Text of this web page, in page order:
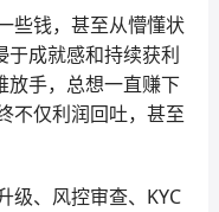
些钱，甚至从懵懂状
于成就感和持续获利
放手，总想一直赚下
不仅利润回吐，甚至
级、风控审查、KYC